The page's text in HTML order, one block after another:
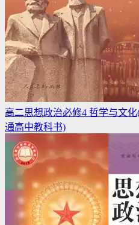
高二思想政治必修4 哲学与文
通高中教科书)